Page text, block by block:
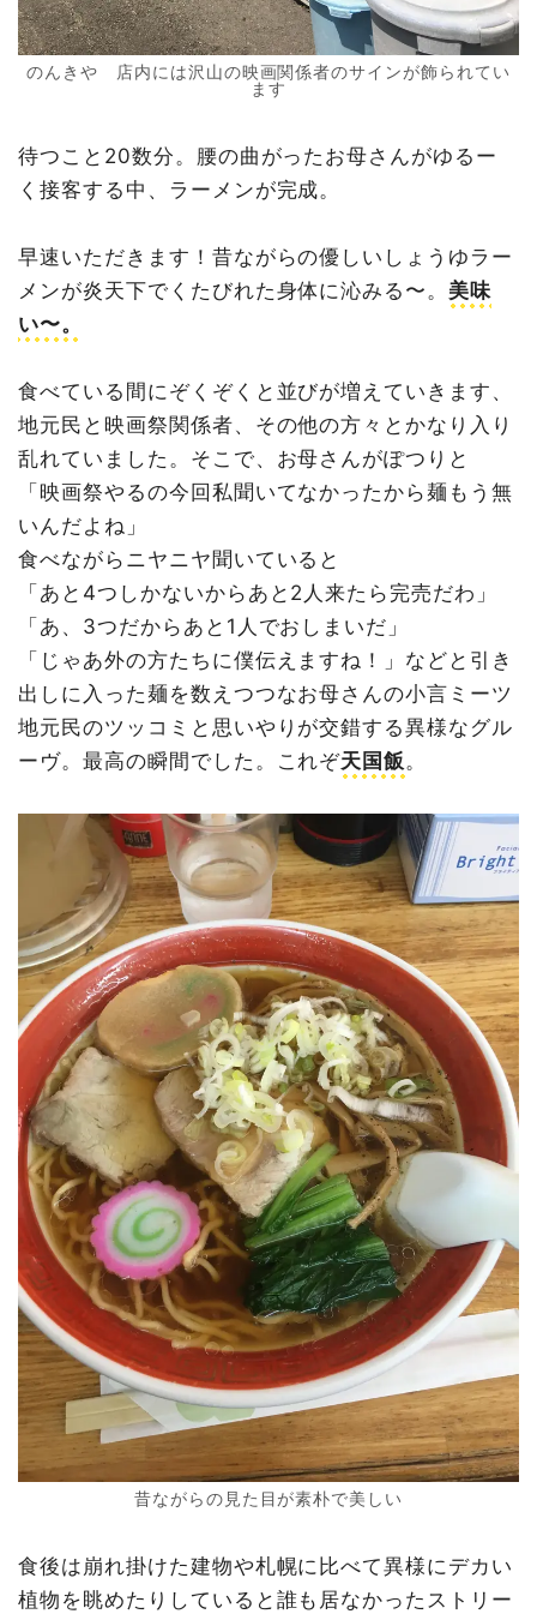
のんきや 店内には沢山の映画関係者のサインが飾られてい
ます
待つこと20数分。腰の曲がったお母さんがゆるー
く接客する中、ラーメンが完成。
早速いただきます！昔ながらの優しいしょうゆラー
メンが炎天下でくたびれた身体に沁みる〜。 美味
い〜。
食べている間にぞくぞくと並びが増えていきます、
地元民と映画祭関係者、その他の方々とかなり入り
乱れていました。そこで、お母さんがぽつりと
「映画祭やるの今回私聞いてなかったから麺もう無
いんだよね」
食べながらニヤニヤ聞いていると
「あと4つしかないからあと2人来たら完売だわ」
「あ、3つだからあと1人でおしまいだ」
「じゃあ外の方たちに僕伝えますね！」などと引き
出しに入った麺を数えつつなお母さんの小言ミーツ
地元民のツッコミと思いやりが交錯する異様なグル
ーヴ。最高の瞬間でした。これぞ天国飯。
昔ながらの見た目が素朴で美しい
食後は崩れ掛けた建物や札幌に比べて異様にデカい
植物を眺めたりしていると誰も居なかったストリー